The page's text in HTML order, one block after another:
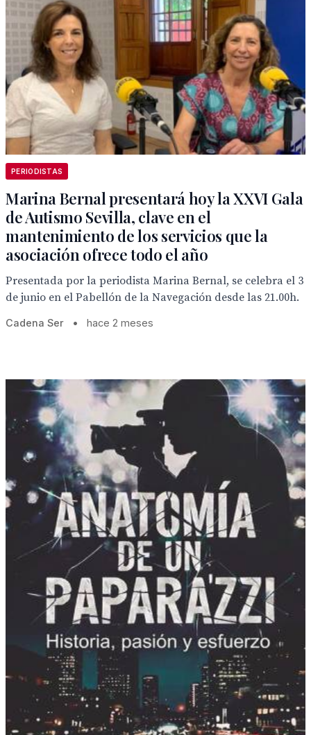
PERIODISTAS
Marina Bernal presentará hoy la XXVI Gala
de Autismo Sevilla, clave en el
mantenimiento de los servicios que la
asociación ofrece todo el año
Presentada por la periodista Marina Bernal, se celebra el 3
de junio en el Pabellón de la Navegación desde las 21.00h.
Cadena Ser • hace 2 meses